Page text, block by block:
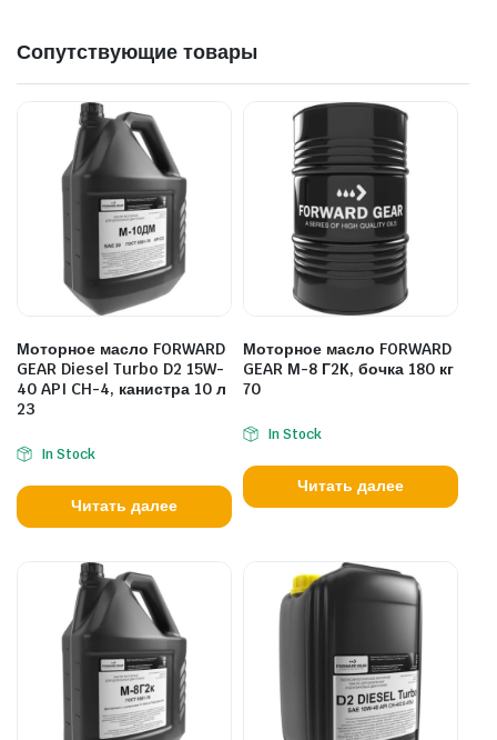
Сопутствующие товары
Моторное масло FORWARD
GEAR Diesel Turbo D2 15W-
40 API CH-4, канистра 10 л
23
In Stock
Читать далее
Моторное масло FORWARD
GEAR М-8 Г2К, бочка 180 кг
70
In Stock
Читать далее